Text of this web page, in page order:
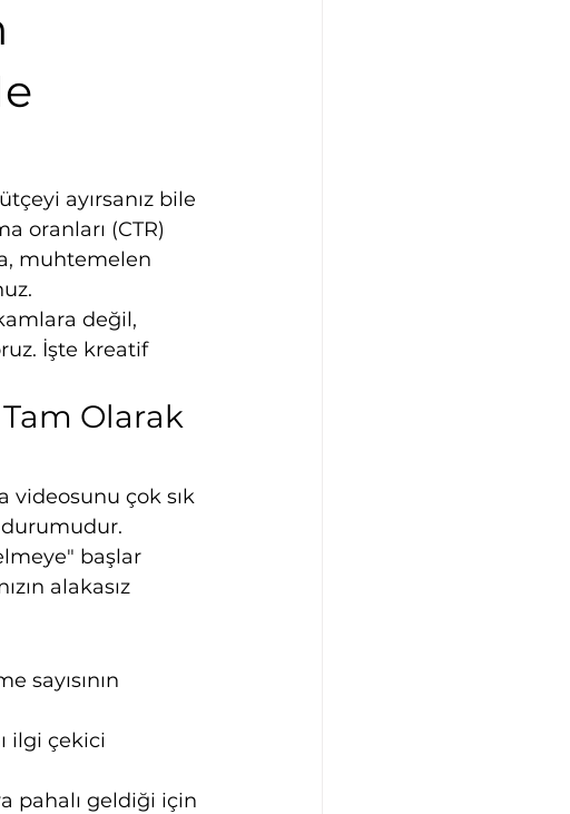
ayırsanız bile
oranları (CTR)
muhtemelen
değil,
İşte kreatif
Olarak
videosunu çok sık
başlar
alakasız
sayısının
ilgi çekici
pahalı geldiği için